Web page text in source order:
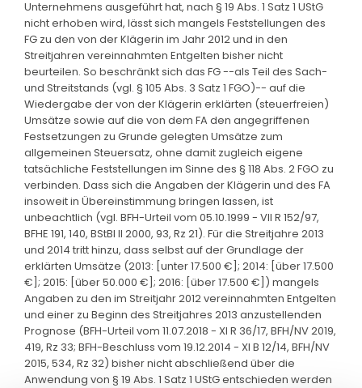
Unternehmens ausgeführt hat, nach § 19 Abs. 1 Satz 1 UStG
nicht erhoben wird, lässt sich mangels Feststellungen des
FG zu den von der Klägerin im Jahr 2012 und in den
Streitjahren vereinnahmten Entgelten bisher nicht
beurteilen. So beschränkt sich das FG --als Teil des Sach-
und Streitstands (vgl. § 105 Abs. 3 Satz 1 FGO)-- auf die
Wiedergabe der von der Klägerin erklärten (steuerfreien)
Umsätze sowie auf die von dem FA den angegriffenen
Festsetzungen zu Grunde gelegten Umsätze zum
allgemeinen Steuersatz, ohne damit zugleich eigene
tatsächliche Feststellungen im Sinne des § 118 Abs. 2 FGO zu
verbinden. Dass sich die Angaben der Klägerin und des FA
insoweit in Übereinstimmung bringen lassen, ist
unbeachtlich (vgl. BFH-Urteil vom 05.10.1999 - VII R 152/97,
BFHE 191, 140, BStBl II 2000, 93, Rz 21). Für die Streitjahre 2013
und 2014 tritt hinzu, dass selbst auf der Grundlage der
erklärten Umsätze (2013: [unter 17.500 €]; 2014: [über 17.500
€]; 2015: [über 50.000 €]; 2016: [über 17.500 €]) mangels
Angaben zu den im Streitjahr 2012 vereinnahmten Entgelten
und einer zu Beginn des Streitjahres 2013 anzustellenden
Prognose (BFH-Urteil vom 11.07.2018 - XI R 36/17, BFH/NV 2019,
419, Rz 33; BFH-Beschluss vom 19.12.2014 - XI B 12/14, BFH/NV
2015, 534, Rz 32) bisher nicht abschließend über die
Anwendung von § 19 Abs. 1 Satz 1 UStG entschieden werden